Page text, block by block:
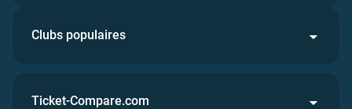
Clubs populaires
Ticket-Compare.com